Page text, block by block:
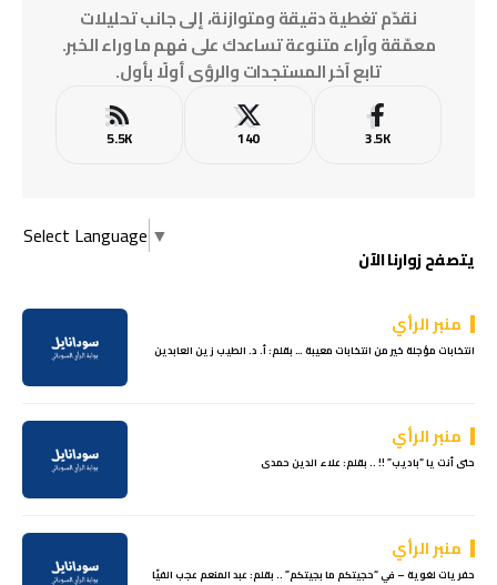
نقدّم تغطية دقيقة ومتوازنة، إلى جانب تحليلات
معمّقة وآراء متنوعة تساعدك على فهم ما وراء الخبر.
تابع آخر المستجدات والرؤى أولًا بأول.
3.5K
140
5.5K
Select Language ▼
يتصفح زوارنا الآن
منبر الرأي
انتخابات مؤجلة خير من انتخابات معيبة … بقلم: أ. د. الطيب زين العابدين
منبر الرأي
حتى أنت يا “باديب” !! .. بقلم: علاء الدين حمدى
منبر الرأي
حفريات لغوية – في “حجيتكم ما بجيتكم” .. بقلم: عبد المنعم عجب الفيّا